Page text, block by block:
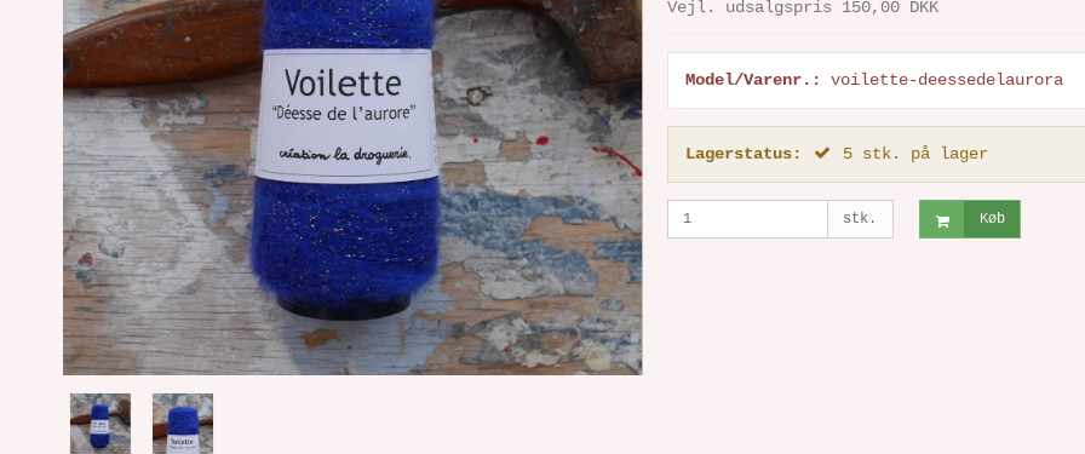
Vejl. udsalgspris 150,00 DKK
Model/Varenr.: voilette-deessedelaurora
Lagerstatus: 5 stk. på lager
stk. Køb